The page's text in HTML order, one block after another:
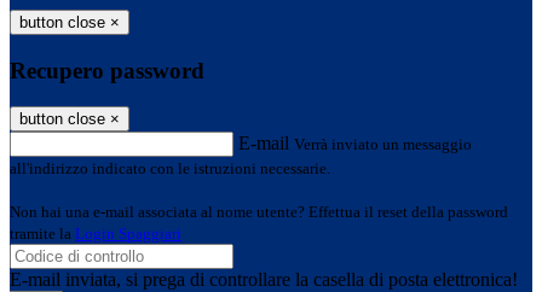
button close ×
Recupero password
button close ×
E-mail Verrà inviato un messaggio
all'indirizzo indicato con le istruzioni necessarie.
Non hai una e-mail associata al nome utente? Effettua il reset della password
tramite la Login Spaggiari
E-mail inviata, si prega di controllare la casella di posta elettronica!